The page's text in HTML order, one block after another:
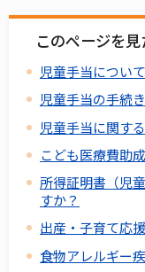
このページを
児童手当について
児童手当の手続き
児童手当に関す
こども医療費助
所得証明書（児
すか？
出産・子育て応
食物アレルギー